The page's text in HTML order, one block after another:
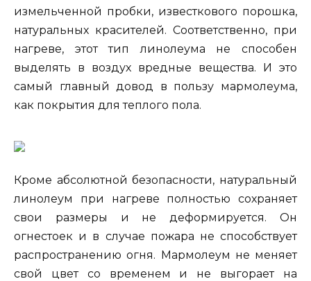
измельченной пробки, известкового порошка,
натуральных красителей. Соответственно, при
нагреве, этот тип линолеума не способен
выделять в воздух вредные вещества. И это
самый главный довод в пользу мармолеума,
как покрытия для теплого пола.
Кроме абсолютной безопасности, натуральный
линолеум при нагреве полностью сохраняет
свои размеры и не деформируется. Он
огнестоек и в случае пожара не способствует
распространению огня. Мармолеум не меняет
свой цвет со временем и не выгорает на